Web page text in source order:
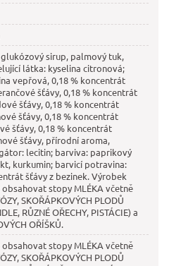
glukózový sirup, palmový tuk,
látka: kyselina citronová;
vepřová, 0,18 % koncentrát
šťávy, 0,18 % koncentrát
šťávy, 0,18 % koncentrát
šťávy, 0,18 % koncentrát
šťávy, 0,18 % koncentrát
šťávy, přírodní aroma,
lecitin; barviva: paprikový
kurkumin; barvicí potravina:
šťávy z bezinek. Výrobek
obsahovat stopy MLÉKA včetně
SKOŘÁPKOVÝCH PLODŮ
RŮZNÉ OŘECHY, PISTÁCIE) a
OŘÍŠKŮ.
obsahovat stopy MLÉKA včetně
SKOŘÁPKOVÝCH PLODŮ